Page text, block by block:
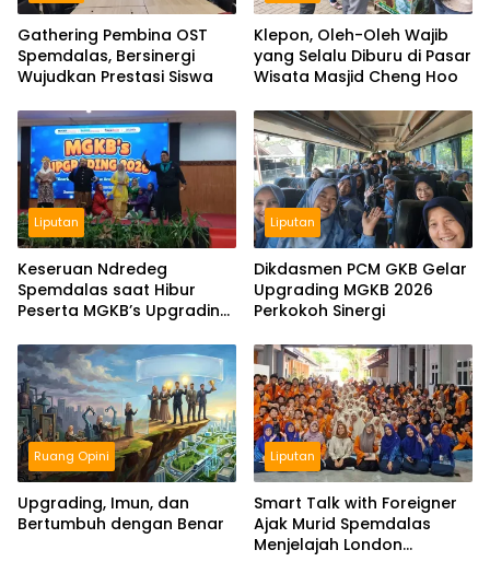
Gathering Pembina OST
Spemdalas, Bersinergi
Wujudkan Prestasi Siswa
Klepon, Oleh-Oleh Wajib
yang Selalu Diburu di Pasar
Wisata Masjid Cheng Hoo
Liputan
Keseruan Ndredeg
Spemdalas saat Hibur
Peserta MGKB’s Upgrading
Liputan
Dikdasmen PCM GKB Gelar
Upgrading MGKB 2026
Perkokoh Sinergi
Ruang Opini
Upgrading, Imun, dan
Bertumbuh dengan Benar
Liputan
Smart Talk with Foreigner
Ajak Murid Spemdalas
Menjelajah London